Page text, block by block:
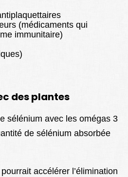
(médicaments qui
immunitaire)
des plantes
sélénium avec les omégas 3
de sélénium absorbée
accélérer l’élimination